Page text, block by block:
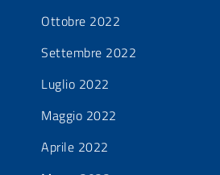
Ottobre 2022
Settembre 2022
Luglio 2022
Maggio 2022
Aprile 2022